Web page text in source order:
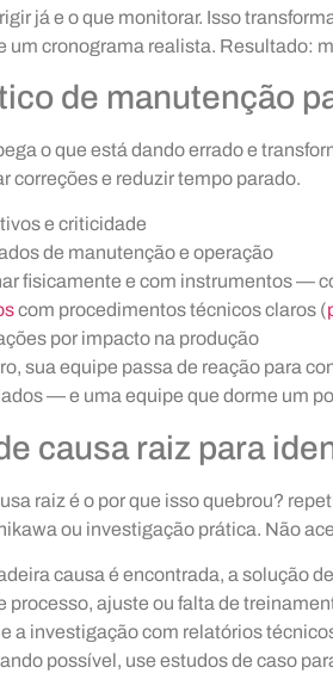
já e o que monitorar. Isso
um cronograma realista. Resultado:
de manutenção
o que está dando errado e
correções e reduzir tempo parado.
e criticidade
de manutenção e operação
fisicamente e com instrumentos —
com procedimentos técnicos claros (
por impacto na produção
sua equipe passa de reação para
— e uma equipe que dorme um
causa raiz para
raiz é o por que isso quebrou?
ou investigação prática. Não
causa é encontrada, a solução
processo, ajuste ou falta de
a investigação com relatórios
possível, use estudos de caso